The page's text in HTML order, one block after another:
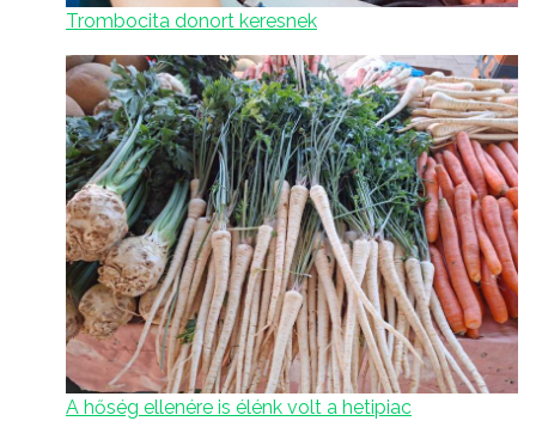
Trombocita donort keresnek
A hőség ellenére is élénk volt a hetipiac